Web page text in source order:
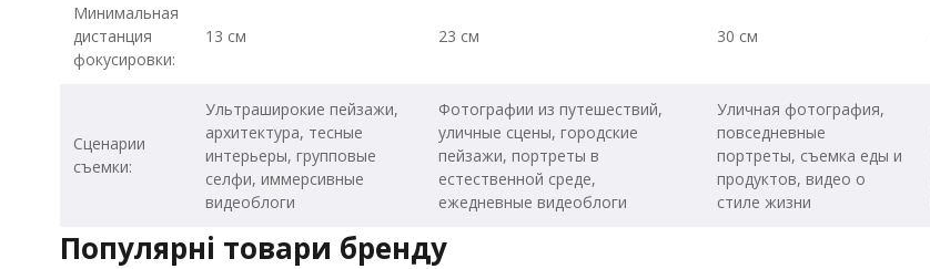
Минимальная
дистанция
фокусировки:
13 см 23 см 30 см
Сценарии
съемки:
Ультраширокие пейзажи,
архитектура, тесные
интерьеры, групповые
селфи, иммерсивные
видеоблоги
Фотографии из путешествий,
уличные сцены, городские
пейзажи, портреты в
естественной среде,
ежедневные видеоблоги
Уличная фотография,
повседневные
портреты, съемка еды и
продуктов, видео о
стиле жизни
Популярні товари бренду